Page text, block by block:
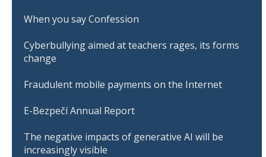
When you say Confession
Cyberbullying aimed at teachers rages, its forms
change
Fraudulent mobile payments on the Internet
E-Bezpečí Annual Report
The negative impacts of generative AI will be
increasingly visible